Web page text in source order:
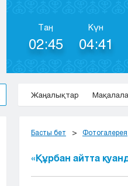
Таң
02:45
Күн
04:41
Жаңалықтар
Басты бет Фотогалерея
«Құрбан айтта